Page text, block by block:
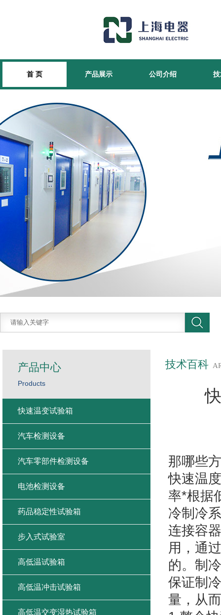
首 页 产品展示 公司介绍
技术百科
那哪些
快速温
率*根据
冷制冷
连接容
用，通
的。制
保证制
量，从
产品中心
Products
快速温变试验箱
汽车检测设备
汽车零部件检测设备
电池检测设备
药品稳定性试验箱
步入式试验室
高低温试验箱
高低温冲击试验箱
高低温交变湿热试验箱